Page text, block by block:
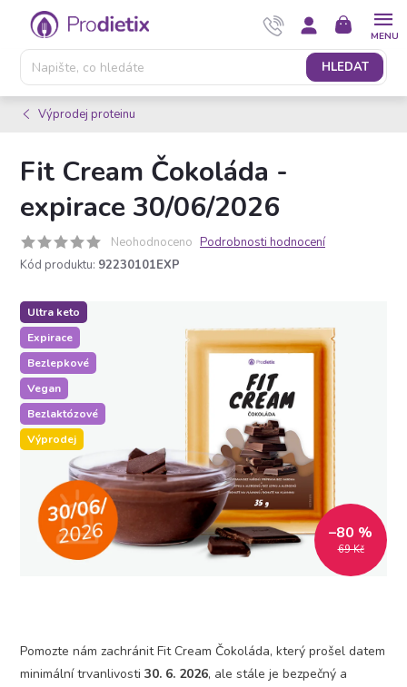
Přejít
obsah
HLEDAT
NÁKUPNÍ
KOŠÍK
Výprodej proteinu
Fit Cream Čokoláda -
expirace 30/06/2026
Neohodnoceno Podrobnosti hodnocení
Kód produktu: 92230101EXP
Ultra keto
Expirace
Bezlepkové
Vegan
Bezlaktózové
Výprodej
69 Kč
–80 %
Pomozte nám zachránit Fit Cream Čokoláda, který prošel datem
minimální trvanlivosti 30. 6. 2026, ale stále je bezpečný a